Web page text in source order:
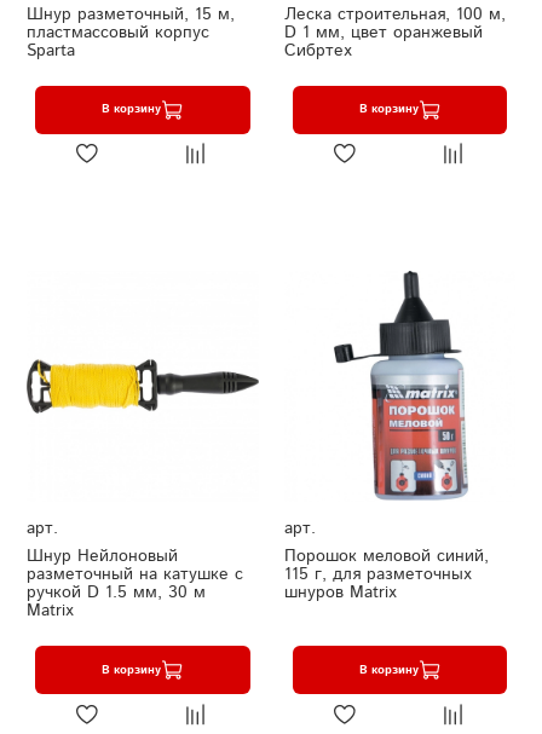
Шнур разметочный, 15 м,
пластмассовый корпус
Sparta
В корзину
Леска строительная, 100 м,
D 1 мм, цвет оранжевый
Сибртех
В корзину
арт.
Шнур Нейлоновый
разметочный на катушке c
ручкой D 1.5 мм, 30 м
Matrix
В корзину
арт.
Порошок меловой синий,
115 г, для разметочных
шнуров Matrix
В корзину